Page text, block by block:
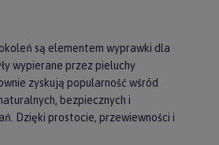
są elementem wyprawki dla
wypierane przez pieluchy
zyskują popularność wśród
bezpiecznych i
Dzięki prostocie, przewiewności i